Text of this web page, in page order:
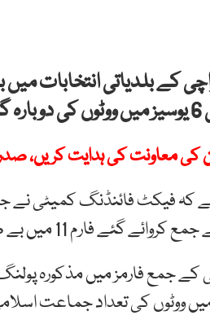
کے بلدیاتی انتخابات
کی معاونت کی ہدایت کریں،
کہ فیکٹ فائنڈنگ کمیٹی نے
11 میں بے ضابطگیاں سامنے آئیں۔
فارمز میں مذکورہ پولنگ
ووٹوں کی تعداد جماعت